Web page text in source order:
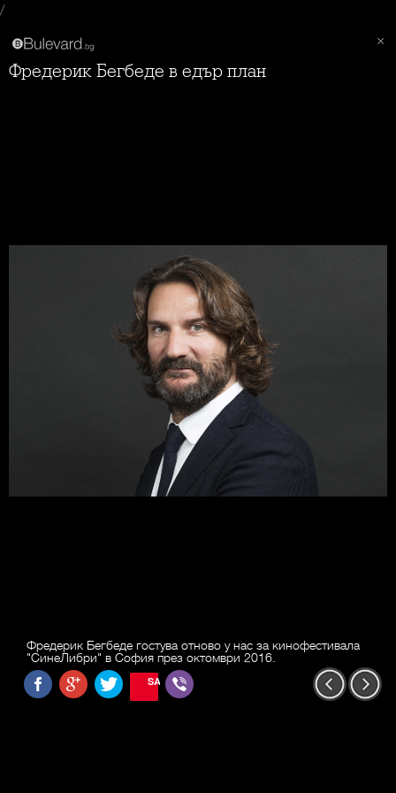
/
Фредерик Бегбеде в едър план
Фредерик Бегбеде гостува отново у нас за кинофестивала
"СинеЛибри" в София през октомври 2016.
SAVE